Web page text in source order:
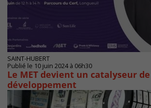
SAINT-HUBERT
Publié le 10 juin 2024 à 06h30
Le MET devient un catalyseur de
développement